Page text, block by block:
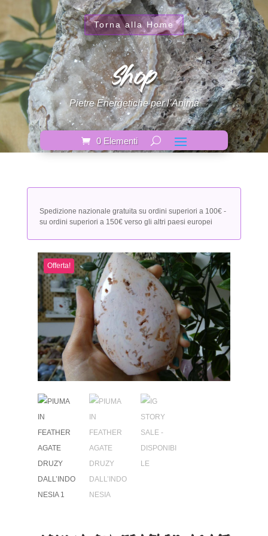
Torna alla Home
Shop
Pietre Energetiche per l’Anima
0 Elementi
Spedizione nazionale gratuita su ordini superiori a 100€ -
su ordini superiori a 150€ verso gli altri paesi europei
Offerta!